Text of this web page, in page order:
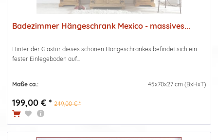
Badezimmer Hängeschrank Mexico - massives...
Hinter der Glastür dieses schönen Hängeschrankes befindet sich ein
fester Einlegeboden auf...
Maße ca.: 45x70x27 cm (BxHxT)
199,00 € * 249,00 € *